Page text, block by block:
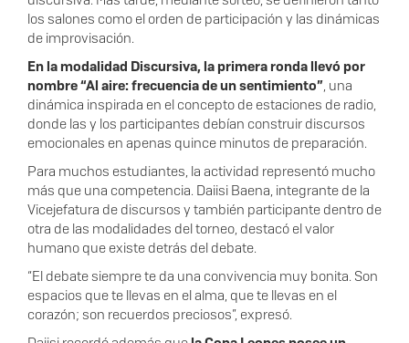
los salones como el orden de participación y las dinámicas
de improvisación.
En la modalidad Discursiva, la primera ronda llevó por
nombre “Al aire: frecuencia de un sentimiento”, una
dinámica inspirada en el concepto de estaciones de radio,
donde las y los participantes debían construir discursos
emocionales en apenas quince minutos de preparación.
Para muchos estudiantes, la actividad representó mucho
más que una competencia. Daiisi Baena, integrante de la
Vicejefatura de discursos y también participante dentro de
otra de las modalidades del torneo, destacó el valor
humano que existe detrás del debate.
“El debate siempre te da una convivencia muy bonita. Son
espacios que te llevas en el alma, que te llevas en el
corazón; son recuerdos preciosos”, expresó.